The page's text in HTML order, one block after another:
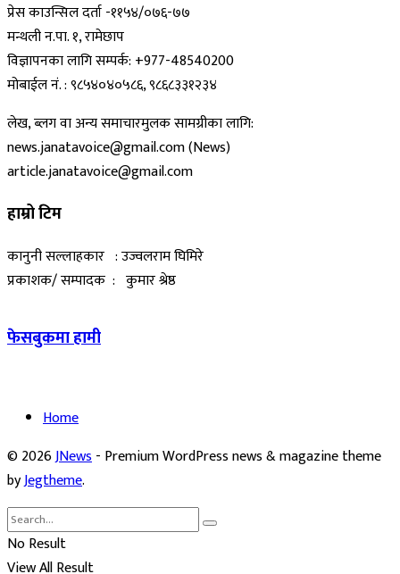
प्रेस काउन्सिल दर्ता -११५४/०७६-७७
मन्थली न.पा. १, रामेछाप
विज्ञापनका लागि सम्पर्क: +977-48540200
मोबाईल नं. : ९८५४०४०५८६, ९८६८३३१२३४
लेख, ब्लग वा अन्य समाचारमुलक सामग्रीका लागि:
news.janatavoice@gmail.com (News)
article.janatavoice@gmail.com
हाम्रो टिम
कानुनी सल्लाहकार : उज्वलराम घिमिरे
प्रकाशक/ सम्पादक : कुमार श्रेष्ठ
फेसबुकमा हामी
Home
© 2026JNews- Premium WordPress news & magazine theme
byJegtheme.
No Result
View All Result